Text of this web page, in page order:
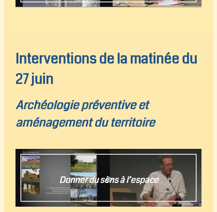
Polyxène Adam-Veleni
Interventions de la matinée du
27 juin
Archéologie préventive et
aménagement du territoire
Donner du sens à l’espace